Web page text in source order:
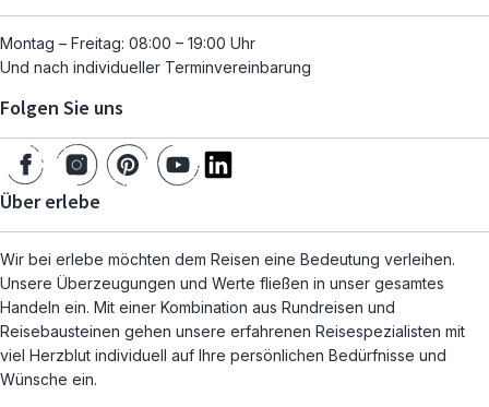
Montag – Freitag: 08:00 – 19:00 Uhr
Und nach individueller Terminvereinbarung
Folgen Sie uns
Über erlebe
Wir bei erlebe möchten dem Reisen eine Bedeutung verleihen.
Unsere Überzeugungen und Werte fließen in unser gesamtes
Handeln ein. Mit einer Kombination aus Rundreisen und
Reisebausteinen gehen unsere erfahrenen Reisespezialisten mit
viel Herzblut individuell auf Ihre persönlichen Bedürfnisse und
Wünsche ein.